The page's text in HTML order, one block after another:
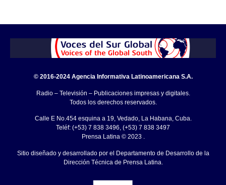
© 2016-2024 Agencia Informativa Latinoamericana S.A.
Radio – Televisión – Publicaciones impresas y digitales.
Todos los derechos reservados.
Calle E No.454 esquina a 19, Vedado, La Habana, Cuba.
Teléf: (+53) 7 838 3496, (+53) 7 838 3497
Prensa Latina © 2023 .
Sitio diseñado y desarrollado por el Departamento de Desarrollo de la
Dirección Técnica de Prensa Latina.